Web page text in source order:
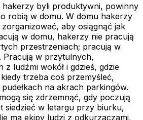
byli produktywni, powinny
robią w domu. W domu hakerzy
aby osiągnąć jak
w domu, hakerzy nie pracują
przestrzeniach; pracują w
Pracują w przytulnych,
z ludźmi wokół i gdzieś, gdzie
trzeba coś przemyśleć,
na akrach parkingów.
się zdrzemnąć, gdy poczują
siedzieć w letargu przy biurku,
ma ekipy ludzi z odkurzaczami,